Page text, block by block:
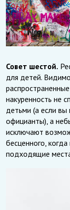
Совет шестой.
для детей.
накуренность не
детьми (а если вы
официанты), а
исключают
бесценного,
подходящие